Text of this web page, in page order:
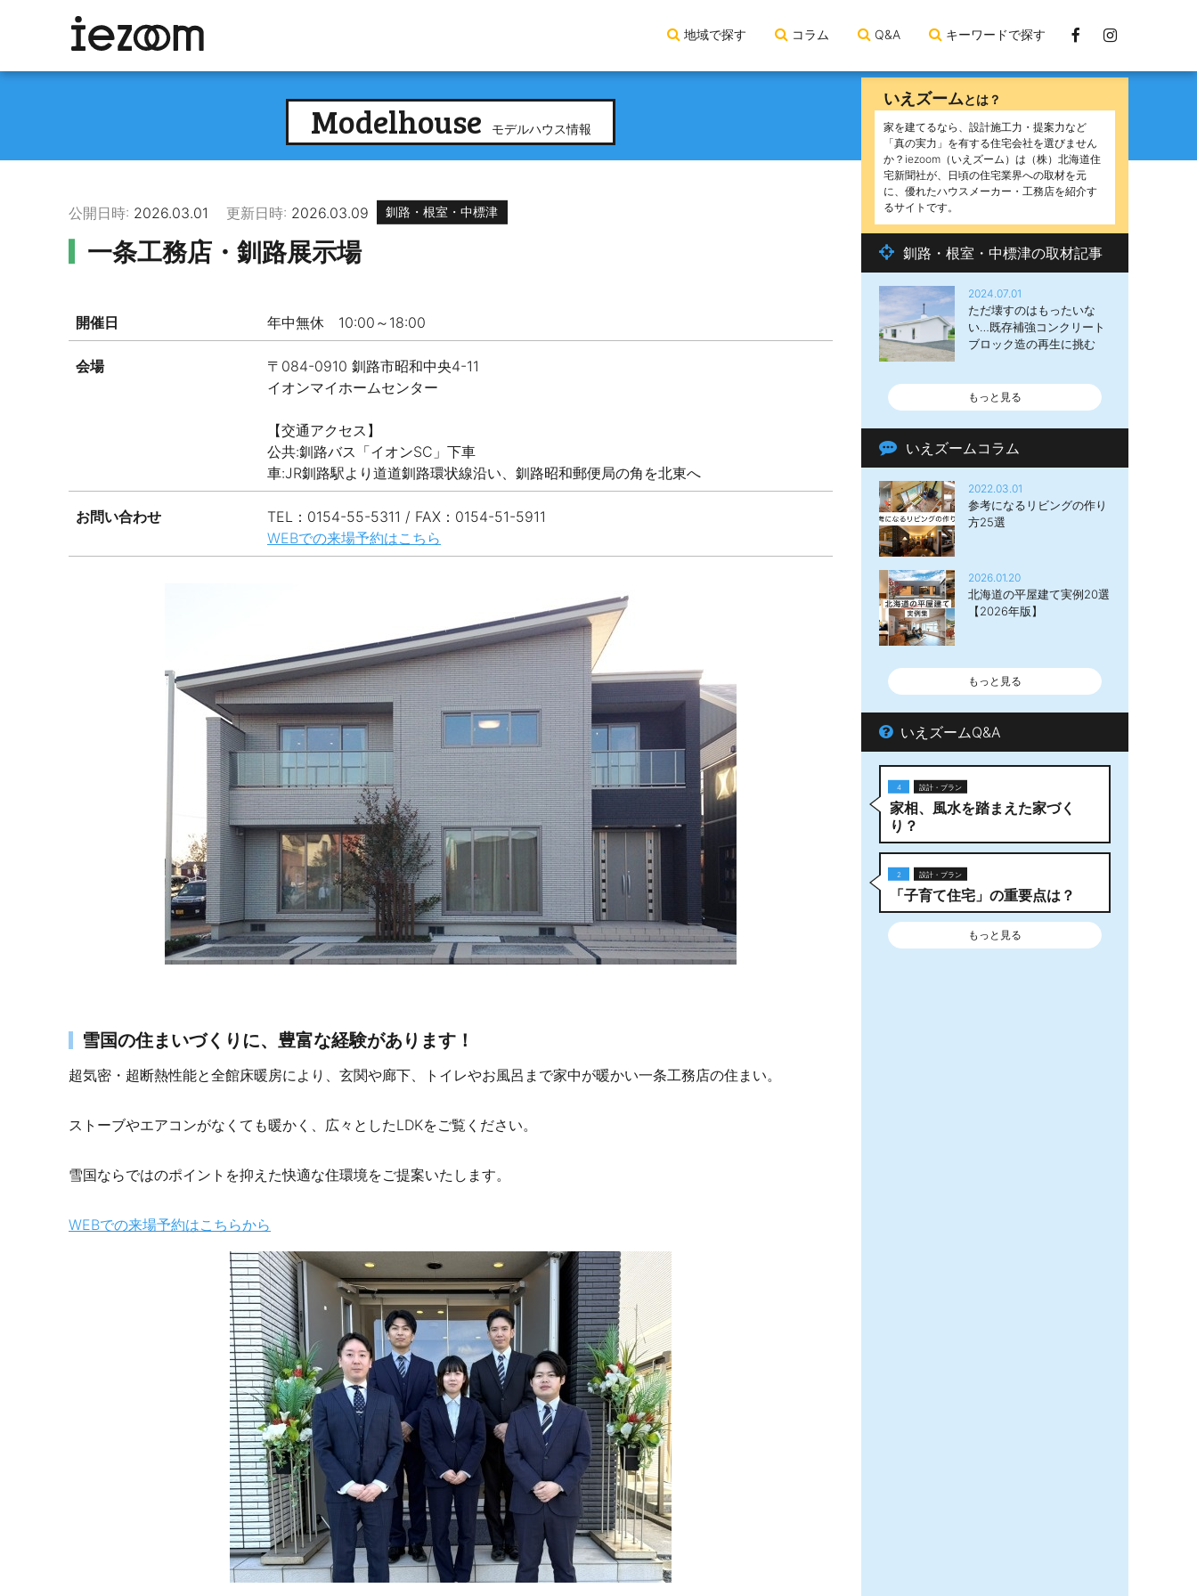
Facebook
ジ
Instagram
地域で探す コラム Q&A キーワードで探す
Modelhouse モデルハウス情報
公開日時: 2026.03.01 更新日時: 2026.03.09 釧路・根室・中標津
一条工務店・釧路展示場
開催日 年中無休 10:00～18:00
会場
〒084-0910 釧路市昭和中央4-11
イオンマイホームセンター
【交通アクセス】
公共:釧路バス「イオンSC」下車
車:JR釧路駅より道道釧路環状線沿い、釧路昭和郵便局の角を北東へ
お問い合わせ
TEL：0154-55-5311 / FAX：0154-51-5911
WEBでの来場予約はこちら
雪国の住まいづくりに、豊富な経験があります！
超気密・超断熱性能と全館床暖房により、玄関や廊下、トイレやお風呂まで家中が暖かい一条工務店の住まい。
ストーブやエアコンがなくても暖かく、広々としたLDKをご覧ください。
雪国ならではのポイントを抑えた快適な住環境をご提案いたします。
WEBでの来場予約はこちらから
いえズームとは？
家を建てるなら、設計施工力・提案力など
「真の実力」を有する住宅会社を選びません
か？iezoom（いえズーム）は（株）北海道住
宅新聞社が、日頃の住宅業界への取材を元
に、優れたハウスメーカー・工務店を紹介す
るサイトです。
釧路・根室・中標津の取材記事
2024.07.01
ただ壊すのはもったいな
い…既存補強コンクリート
ブロック造の再生に挑む
もっと見る
いえズームコラム
2022.03.01
参考になるリビングの作り
方25選
2026.01.20
北海道の平屋建て実例20選
【2026年版】
もっと見る
いえズームQ&A
4 設計・プラン
家相、風水を踏まえた家づく
り？
2 設計・プラン
「子育て住宅」の重要点は？
もっと見る